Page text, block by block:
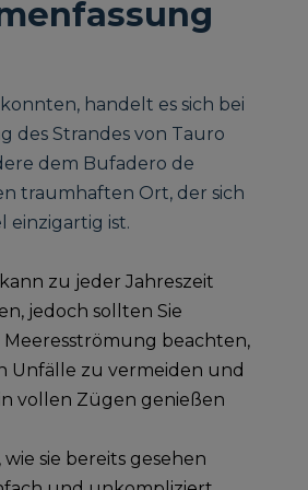
handelt es sich bei
des Strandes von Tauro
dem Bufadero de
traumhaften Ort, der sich
einzigartig ist.
zu jeder Jahreszeit
jedoch sollten Sie
beachten,
Unfälle zu vermeiden und
vollen Zügen genießen
wie sie bereits gesehen